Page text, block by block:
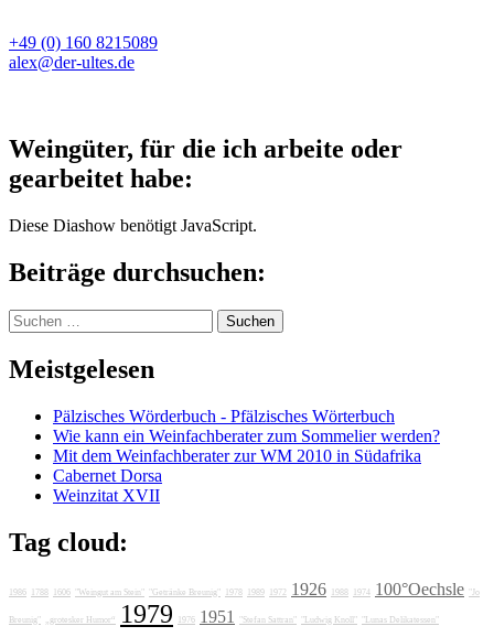
+49 (0) 160 8215089
alex@der-ultes.de
Weingüter, für die ich arbeite oder
gearbeitet habe:
Diese Diashow benötigt JavaScript.
Beiträge durchsuchen:
Suchen
nach:
Meistgelesen
Pälzisches Wörderbuch - Pfälzisches Wörterbuch
Wie kann ein Weinfachberater zum Sommelier werden?
Mit dem Weinfachberater zur WM 2010 in Südafrika
Cabernet Dorsa
Weinzitat XVII
Tag cloud:
1986 1788 1606 "Weingut am Stein" "Getränke Breunig" 1978 1989 1972 1926 1988 1974 100°Oechsle "Jo
Breunig" „grotesker Humor“ 1979 1976 1951 "Stefan Sattran" "Ludwig Knoll" "Lunas Delikatessen"